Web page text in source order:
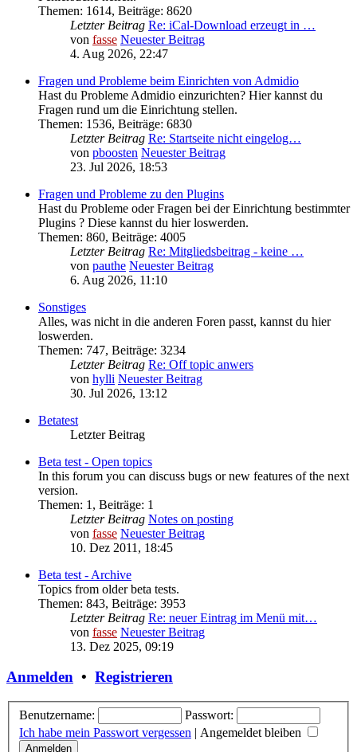
Themen: 1614, Beiträge: 8620
Letzter Beitrag Re: iCal-Download erzeugt in …
von fasse Neuester Beitrag
4. Aug 2026, 22:47
Fragen und Probleme beim Einrichten von Admidio
Hast du Probleme Admidio einzurichten? Hier kannst du
Fragen rund um die Einrichtung stellen.
Themen: 1536, Beiträge: 6830
Letzter Beitrag Re: Startseite nicht eingelog…
von pboosten Neuester Beitrag
23. Jul 2026, 18:53
Fragen und Probleme zu den Plugins
Hast du Probleme oder Fragen bei der Einrichtung bestimmter
Plugins ? Diese kannst du hier loswerden.
Themen: 860, Beiträge: 4005
Letzter Beitrag Re: Mitgliedsbeitrag - keine …
von pauthe Neuester Beitrag
6. Aug 2026, 11:10
Sonstiges
Alles, was nicht in die anderen Foren passt, kannst du hier
loswerden.
Themen: 747, Beiträge: 3234
Letzter Beitrag Re: Off topic anwers
von hylli Neuester Beitrag
30. Jul 2026, 13:12
Betatest
Letzter Beitrag
Beta test - Open topics
In this forum you can discuss bugs or new features of the next
version.
Themen: 1 , Beiträge: 1
Letzter Beitrag Notes on posting
von fasse Neuester Beitrag
10. Dez 2011, 18:45
Beta test - Archive
Topics from older beta tests.
Themen: 843, Beiträge: 3953
Letzter Beitrag Re: neuer Eintrag im Menü mit…
von fasse Neuester Beitrag
13. Dez 2025, 09:19
Anmelden • Registrieren
Benutzername:
Passwort:
Ich habe mein Passwort vergessen | Angemeldet bleiben